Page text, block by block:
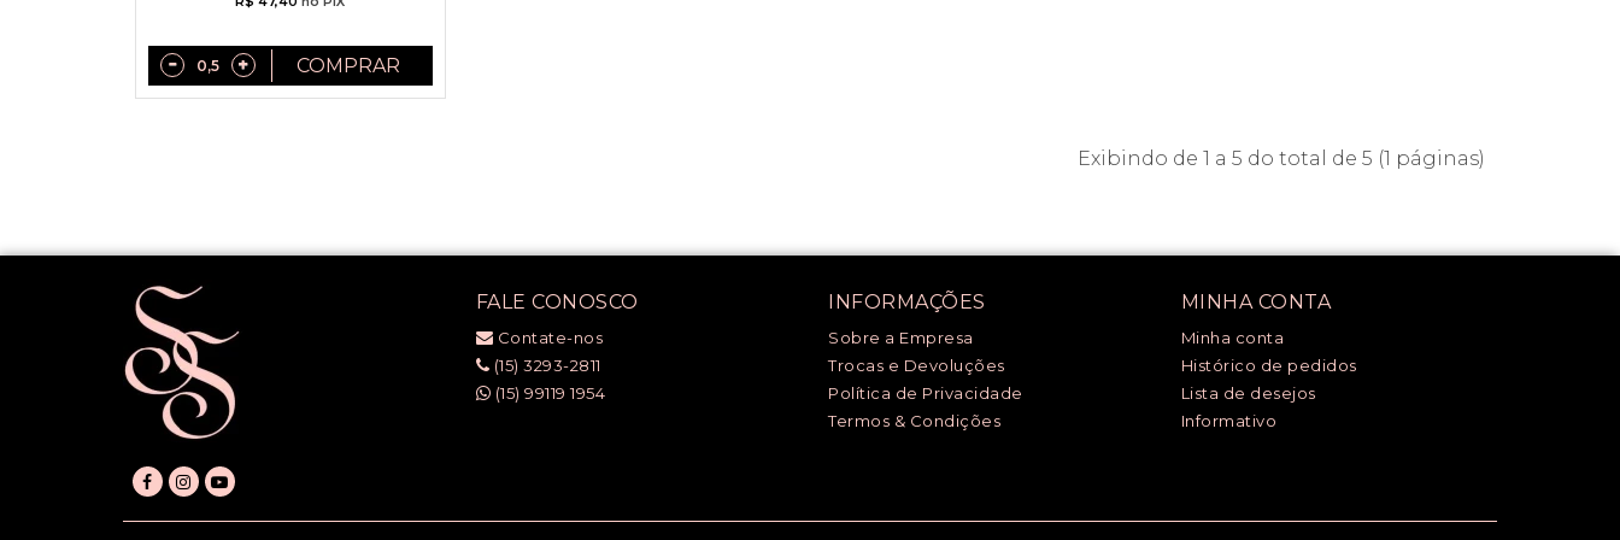
COMPRAR
Exibindo de 1 a 5 do total de 5 (1 páginas)
FALE CONOSCO
Contate-nos
(15) 3293-2811
(15) 99119 1954
INFORMAÇÕES
Sobre a Empresa
Trocas e Devoluções
Política de Privacidade
Termos & Condições
MINHA CONTA
Minha conta
Histórico de pedidos
Lista de desejos
Informativo